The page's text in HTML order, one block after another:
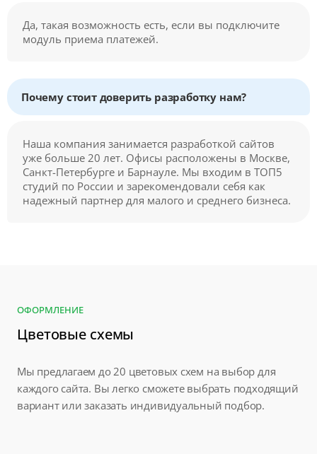
Да, такая возможность есть, если вы подключите
модуль приема платежей.
Почему стоит доверить разработку нам?
Наша компания занимается разработкой сайтов
уже больше 20 лет. Офисы расположены в Москве,
Санкт-Петербурге и Барнауле. Мы входим в ТОП5
студий по России и зарекомендовали себя как
надежный партнер для малого и среднего бизнеса.
ОФОРМЛЕНИЕ
Цветовые схемы
Мы предлагаем до 20 цветовых схем на выбор для
каждого сайта. Вы легко сможете выбрать подходящий
вариант или заказать индивидуальный подбор.